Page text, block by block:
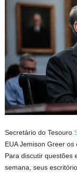
Secretário do Tesouro
EUA Jemison Greer os
Para discutir questões
semana, seus